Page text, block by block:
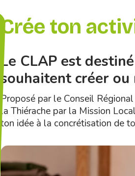
Crée ton
Le CLAP est
souhaitent créer
Proposé par le Conseil
la Thiérache par la Mission
ton idée à la concrétisation de